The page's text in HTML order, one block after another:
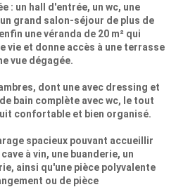
: un hall d'entrée, un wc, une
grand salon-séjour de plus de
une véranda de 20 m² qui
vie et donne accès à une terrasse
vue dégagée.
dont une avec dressing et
bain complète avec wc, le tout
confortable et bien organisé.
spacieux pouvant accueillir
à vin, une buanderie, un
ainsi qu'une pièce polyvalente
ou de pièce